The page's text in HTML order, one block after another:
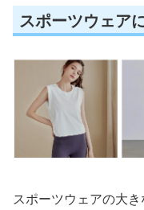
スポーツウェア
スポーツウェアの大